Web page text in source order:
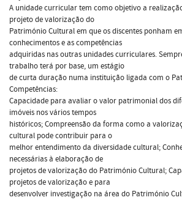
A unidade curricular tem como objetivo a
projeto de valorização do
Património Cultural em que os discentes ponham
conhecimentos e as competências
adquiridas nas outras unidades curriculares.
trabalho terá por base, um estágio
de curta duração numa instituição ligada com o
Competências:
Capacidade para avaliar o valor patrimonial dos
imóveis nos vários tempos
históricos; Compreensão da forma como a
cultural pode contribuir para o
melhor entendimento da diversidade cultural;
necessárias à elaboração de
projetos de valorização do Património Cultural;
projetos de valorização e para
desenvolver investigação na área do Património